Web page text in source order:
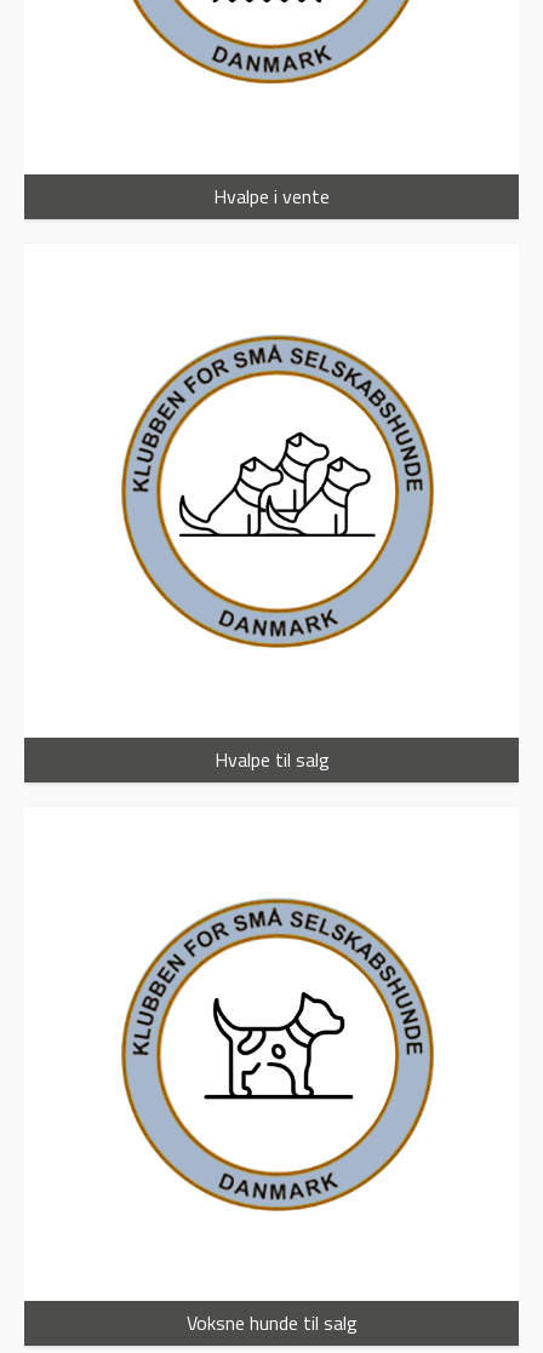
Hvalpe i vente
Hvalpe til salg
Voksne hunde til salg